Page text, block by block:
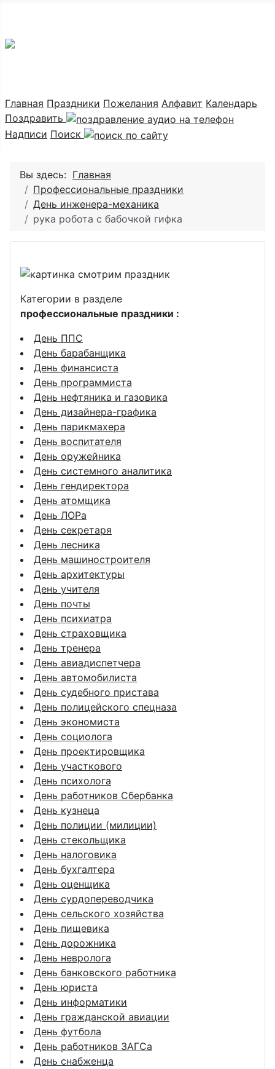
Главная Праздники Пожелания Алфавит Календарь
Поздравить
Надписи Поиск
Вы здесь: Главная
Профессиональные праздники
День инженера-механика
рука робота с бабочкой гифка
Категории в разделе
профессиональные праздники :
День ППС
День барабанщика
День финансиста
День программиста
День нефтяника и газовика
День дизайнера-графика
День парикмахера
День воспитателя
День оружейника
День системного аналитика
День гендиректора
День атомщика
День ЛОРа
День секретаря
День лесника
День машиностроителя
День архитектуры
День учителя
День почты
День психиатра
День страховщика
День тренера
День авиадиспетчера
День автомобилиста
День судебного пристава
День полицейского спецназа
День экономиста
День социолога
День проектировщика
День участкового
День психолога
День работников Сбербанка
День кузнеца
День полиции (милиции)
День стекольщика
День налоговика
День бухгалтера
День оценщика
День сурдопереводчика
День сельского хозяйства
День пищевика
День дорожника
День невролога
День банковского работника
День юриста
День информатики
День гражданской авиации
День футбола
День работников ЗАГСа
День снабженца